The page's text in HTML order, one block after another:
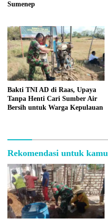
Sumenep
Bakti TNI AD di Raas, Upaya
Tanpa Henti Cari Sumber Air
Bersih untuk Warga Kepulauan
Rekomendasi untuk kamu